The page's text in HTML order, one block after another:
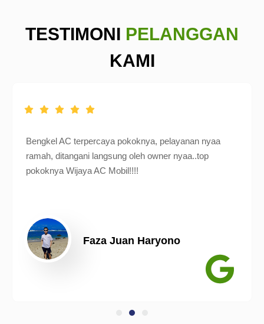
TESTIMONI PELANGGAN
KAMI
Bengkel AC terpercaya pokoknya, pelayanan nyaa
ramah, ditangani langsung oleh owner nyaa..top
pokoknya Wijaya AC Mobil!!!!
Faza Juan Haryono